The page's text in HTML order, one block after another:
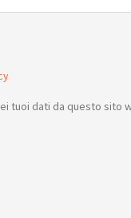
tuoi dati da questo sito